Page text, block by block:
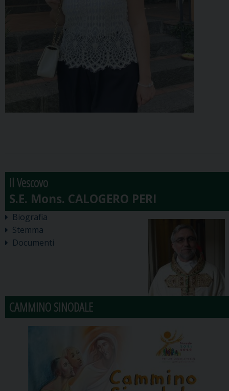
Il Vescovo
Biografia
Stemma
Documenti
CAMMINO SINODALE